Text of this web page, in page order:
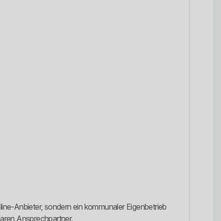
Anbieter, sondern ein kommunaler Eigenbetrieb
Ansprechpartner.